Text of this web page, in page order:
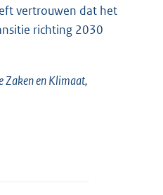
vertrouwen dat het
richting 2030
Zaken en Klimaat,